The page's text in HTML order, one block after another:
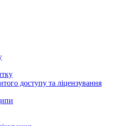
доступу та ліцензування